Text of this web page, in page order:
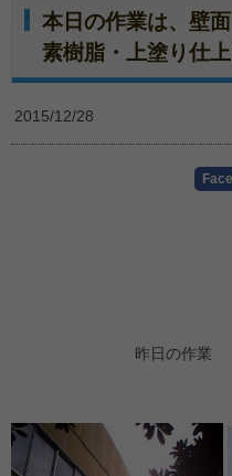
本日の作業は、壁
素樹脂・上塗り仕
2015/12/28
おはよう
上益城郡
昨日の作業
高所作業